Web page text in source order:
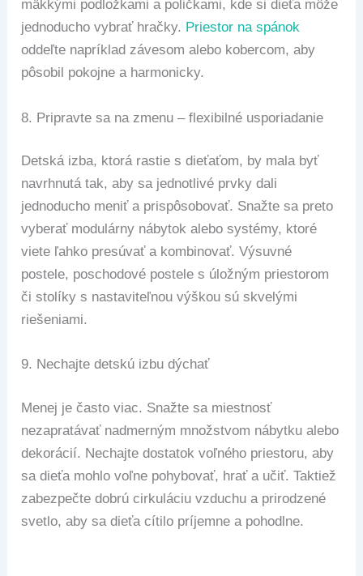
mäkkými podložkami a poličkami, kde si dieťa môže
jednoducho vybrať hračky. Priestor na spánok
oddeľte napríklad závesom alebo kobercom, aby
pôsobil pokojne a harmonicky.
8. Pripravte sa na zmenu – flexibilné usporiadanie
Detská izba, ktorá rastie s dieťaťom, by mala byť
navrhnutá tak, aby sa jednotlivé prvky dali
jednoducho meniť a prispôsobovať. Snažte sa preto
vyberať modulárny nábytok alebo systémy, ktoré
viete ľahko presúvať a kombinovať. Výsuvné
postele, poschodové postele s úložným priestorom
či stolíky s nastaviteľnou výškou sú skvelými
riešeniami.
9. Nechajte detskú izbu dýchať
Menej je často viac. Snažte sa miestnosť
nezapratávať nadmerným množstvom nábytku alebo
dekorácií. Nechajte dostatok voľného priestoru, aby
sa dieťa mohlo voľne pohybovať, hrať a učiť. Taktiež
zabezpečte dobrú cirkuláciu vzduchu a prirodzené
svetlo, aby sa dieťa cítilo príjemne a pohodlne.